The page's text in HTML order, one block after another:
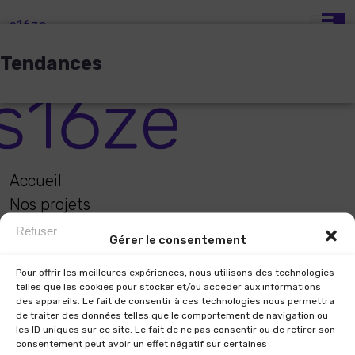
Gérer le consentement
Pour offrir les meilleures expériences, nous utilisons des technologies
telles que les cookies pour stocker et/ou accéder aux informations
des appareils. Le fait de consentir à ces technologies nous permettra
de traiter des données telles que le comportement de navigation ou
les ID uniques sur ce site. Le fait de ne pas consentir ou de retirer son
consentement peut avoir un effet négatif sur certaines
Refuser
s16ze
Tendances
Accueil
Nos projets
Nos services
Les tendances
Notre équipe
Contact